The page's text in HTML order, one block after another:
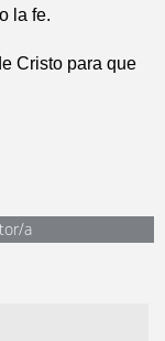
la fe.
Cristo para que
a